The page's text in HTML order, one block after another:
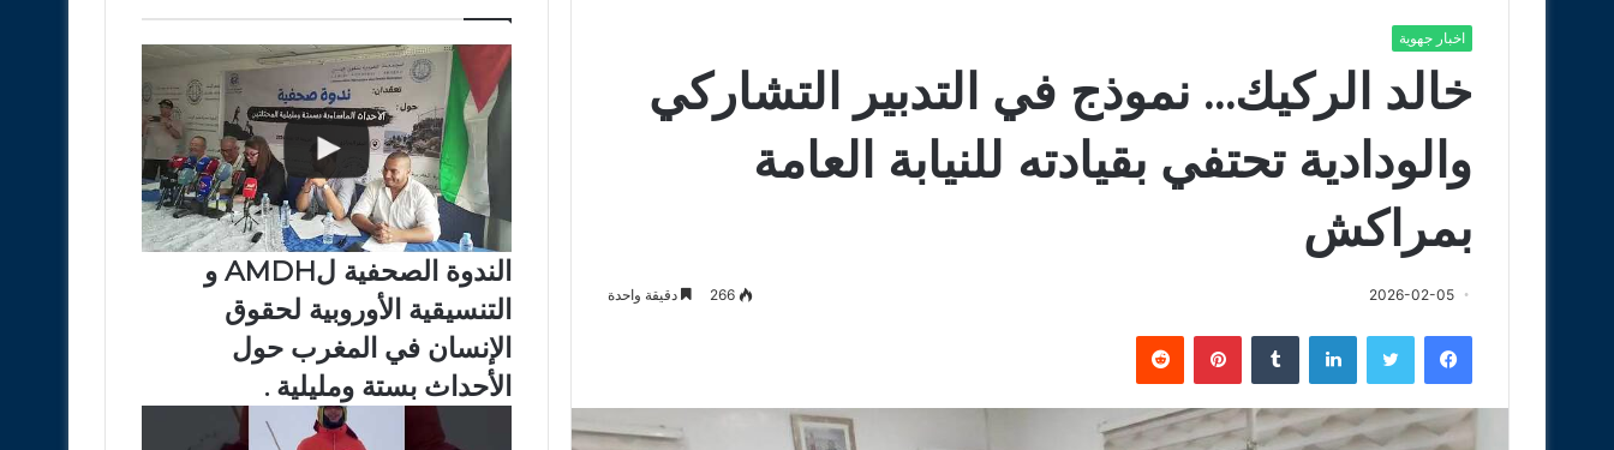
اخبار جهوية
خالد الركيك… نموذج في التدبير التشاركي
والودادية تحتفي بقيادته للنيابة العامة
بمراكش
2026-02-05
266 دقيقة واحدة
فيسبوك لينكدإن بينتيريست
الندوة الصحفية لAMDH و
التنسيقية الأوروبية لحقوق
الإنسان في المغرب حول
الأحداث بستة ومليلية .